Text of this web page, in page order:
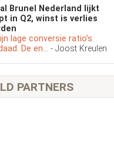
Brunel Nederland lijkt
in Q2, winst is verlies
lage conversie ratio’s
De en... - Joost Kreulen
PARTNERS